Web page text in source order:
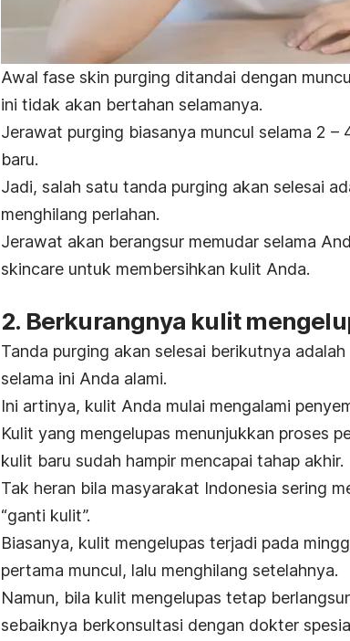
Awal fase skin purging ditandai dengan
ini tidak akan bertahan selamanya.
Jerawat purging biasanya muncul selama 2 –
baru.
Jadi, salah satu tanda purging akan selesai
menghilang perlahan.
Jerawat akan berangsur memudar selama
skincare untuk membersihkan kulit Anda.
2. Berkurangnya kulit
Tanda purging akan selesai berikutnya
selama ini Anda alami.
Ini artinya, kulit Anda mulai mengalami
Kulit yang mengelupas menunjukkan proses
kulit baru sudah hampir mencapai tahap akhir.
Tak heran bila masyarakat Indonesia sering
“ganti kulit”.
Biasanya, kulit mengelupas terjadi pada
pertama muncul, lalu menghilang setelahnya.
Namun, bila kulit mengelupas tetap
sebaiknya berkonsultasi dengan dokter